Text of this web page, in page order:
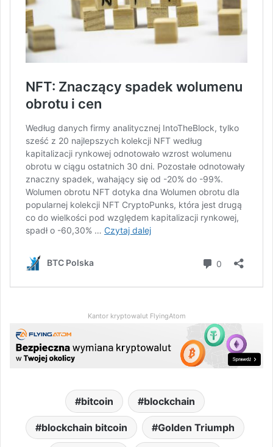
Kantor kryptowalut FlyingAtom
bitcoin blockchain
blockchain bitcoin Golden Triumph